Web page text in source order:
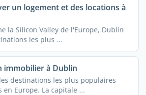
un logement et des locations à
la Silicon Valley de l'Europe, Dublin
les plus ...
immobilier à Dublin
destinations les plus populaires
en Europe. La capitale ...